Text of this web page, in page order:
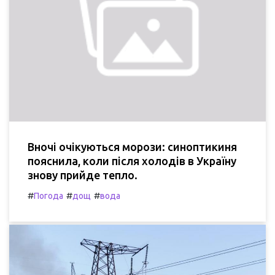
Вночі очікуються морози: синоптикиня
пояснила, коли після холодів в Україну
знову прийде тепло.
#Погода #дощ #вода